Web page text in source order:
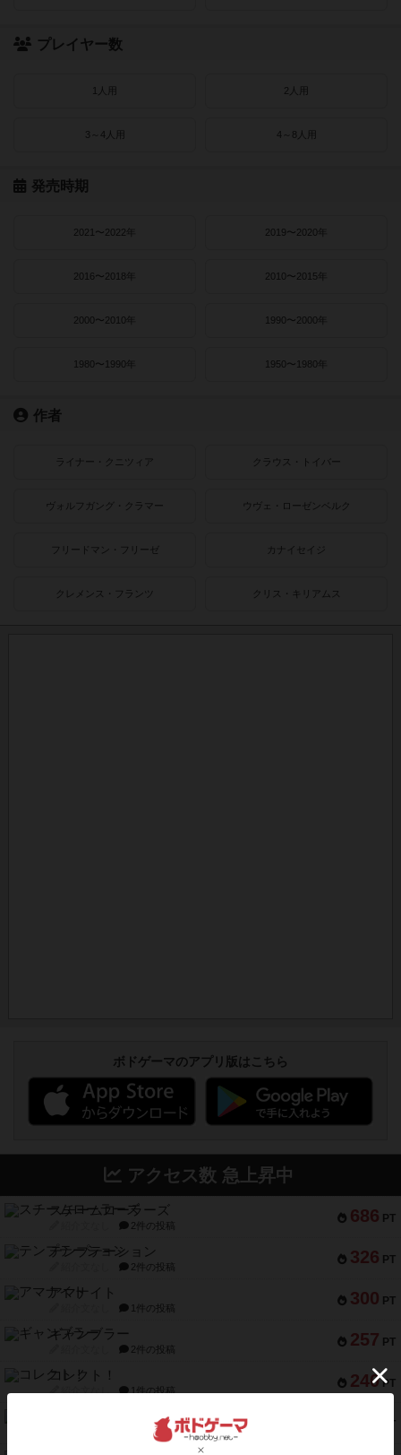
プレイヤー数
1人用 2人用
3～4人用 4～8人用
発売時期
2021〜2022年 2019〜2020年
2016〜2018年 2010〜2015年
2000〜2010年 1990〜2000年
1980〜1990年 1950〜1980年
作者
ライナー・クニツィア クラウス・トイバー
ヴォルフガング・クラマー ウヴェ・ローゼンベルク
フリードマン・フリーゼ カナイセイジ
クレメンス・フランツ クリス・キリアムス
ボドゲーマのアプリ版はこちら
アクセス数 急上昇中
686 PT
スチームローラーズ
2件の投稿
326 PT
テンプテーション
2件の投稿
300 PT
アマナイト
1件の投稿
257 PT
ギャンブラー
2件の投稿
240 PT
コレクト！
紹介文なし 1件の投稿
PT
トリオンフ ア マレンゴ
1件の投稿